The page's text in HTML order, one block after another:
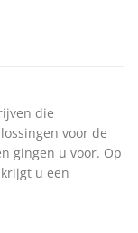
die
voor de
gingen u voor. Op
u een